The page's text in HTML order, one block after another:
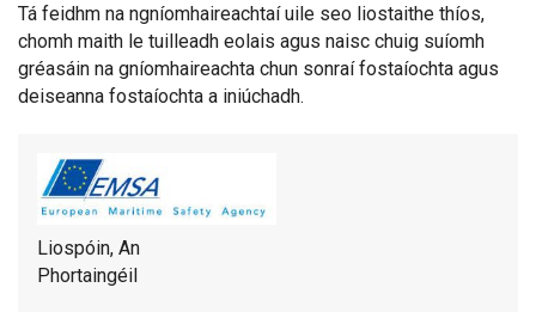
Tá feidhm na ngníomhaireachtaí uile seo liostaithe thíos,
chomh maith le tuilleadh eolais agus naisc chuig suíomh
gréasáin na gníomhaireachta chun sonraí fostaíochta agus
deiseanna fostaíochta a iniúchadh.
Liospóin, An
Phortaingéil